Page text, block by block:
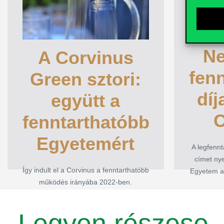
A Corvinus
Green sztori:
együtt a
fenntarthatóbb
Egyetemért
Így indult el a Corvinus a fenntarthatóbb
működés irányába 2022-ben.
Green sztori:
együtt a
fenntarthatóbb
Egyetemért
Így indult el a Corvinus a
fenntarthatóbb működés irányába
2022-ben.
ELOLVASOM
A
címet
Egyetem
A